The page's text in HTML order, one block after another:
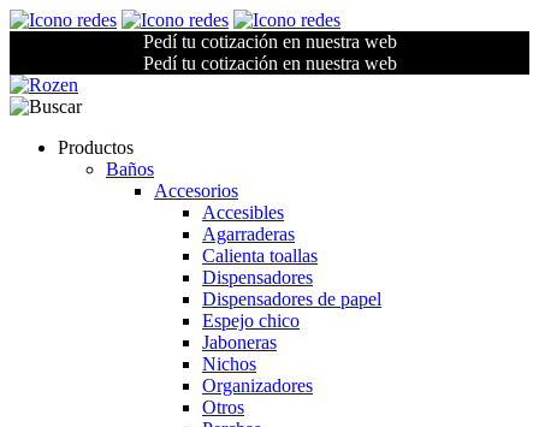
Pedí tu cotización en nuestra web
Pedí tu cotización en nuestra web
Productos
Baños
Accesorios
Accesibles
Agarraderas
Calienta toallas
Dispensadores
Dispensadores de papel
Espejo chico
Jaboneras
Nichos
Organizadores
Otros